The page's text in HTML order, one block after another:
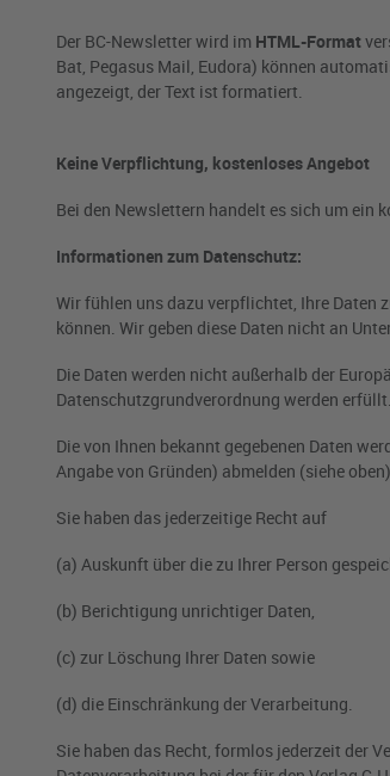
Der BC-Newsletter wird im HTML-Format
Bat, Pegasus Mail, Eudora) können
angezeigt, der Text ist formatiert.
Keine Verpflichtung, kostenloses Angebot
Bei den Newslettern handelt es sich um ein
Informationen zum Datenschutz:
Wir fühlen uns dazu verpflichtet, Ihre Daten
können. Wir geben diese Daten nicht an
Die Daten werden nicht außerhalb der
Datenschutzgrundverordnung werden
Die von Ihnen bekannt gegebenen Daten
Angabe von Gründen) abmelden (siehe
Sie haben das jederzeitige Recht auf
(a) Auskunft über die zu Ihrer Person
(b) Berichtigung unrichtiger Daten,
(c) zur Löschung Ihrer Daten sowie
(d) die Einschränkung der Verarbeitung.
Sie haben das Recht, formlos jederzeit der